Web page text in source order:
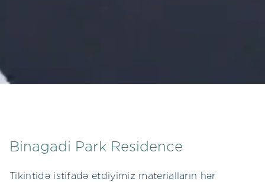
Binagadi Park Residence
Tikintidə istifadə etdiyimiz materialların hər